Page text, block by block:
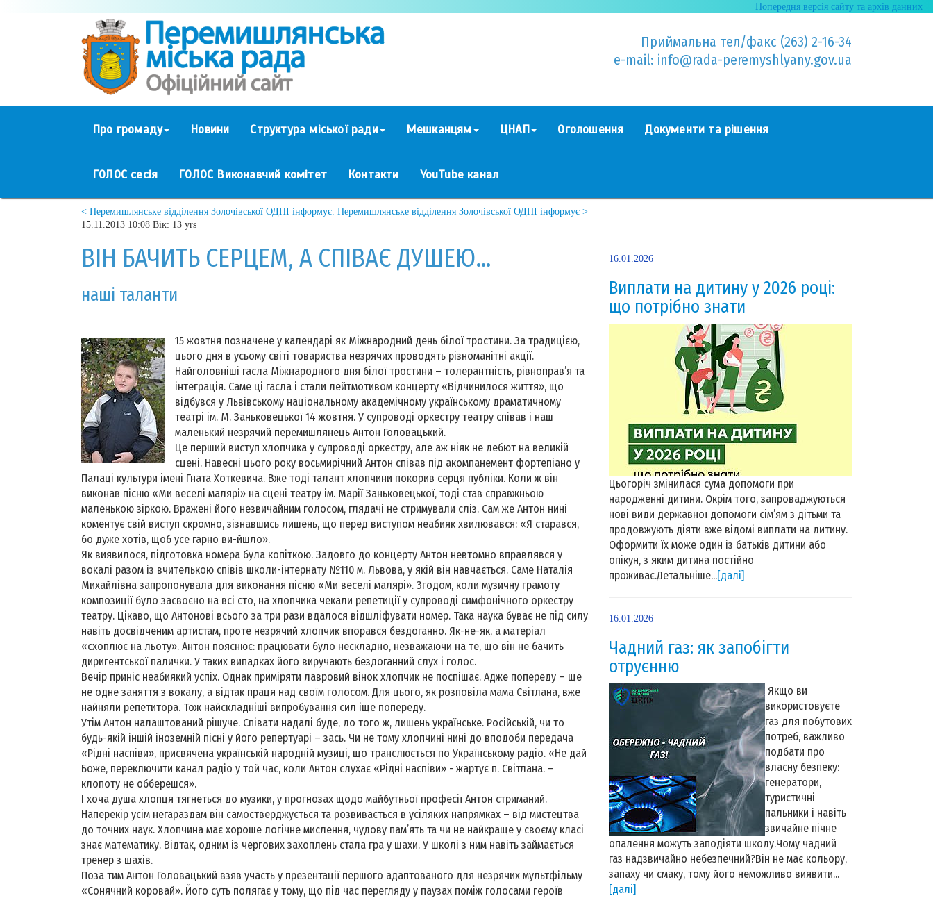
Попередня версія сайту та архів данних
Приймальна тел/факс (263) 2-16-34
e-mail: info@rada-peremyshlyany.gov.ua
Про громаду Новини Структура міської ради Мешканцям ЦНАП Оголошення Документи та рішення
ГОЛОС сесія ГОЛОС Виконавчий комітет Контакти YouTube канал
Перемишлянське відділення Золочівської ОДПІ інформує >
< Перемишлянське відділення Золочівської ОДПІ інформує.
15.11.2013 10:08 Вік: 13 yrs
ВІН БАЧИТЬ СЕРЦЕМ, А СПІВАЄ ДУШЕЮ…
наші таланти
15 жовтня позначене у календарі як Міжнародний день білої тростини. За традицією,
цього дня в усьому світі товариства незрячих проводять різноманітні акції.
Найголовніші гасла Міжнародного дня білої тростини – толерантність, рівноправ’я та
інтеграція. Саме ці гасла і стали лейтмотивом концерту «Відчинилося життя», що
відбувся у Львівському національному академічному українському драматичному
театрі ім. М. Заньковецької 14 жовтня. У супроводі оркестру театру співав і наш
маленький незрячий перемишлянець Антон Головацький.
Це перший виступ хлопчика у супроводі оркестру, але аж ніяк не дебют на великій
сцені. Навесні цього року восьмирічний Антон співав під акомпанемент фортепіано у
Палаці культури імені Гната Хоткевича. Вже тоді талант хлопчини покорив серця публіки. Коли ж він
виконав пісню «Ми веселі малярі» на сцені театру ім. Марії Заньковецької, тоді став справжньою
маленькою зіркою. Вражені його незвичайним голосом, глядачі не стримували сліз. Сам же Антон нині
коментує свій виступ скромно, зізнавшись лишень, що перед виступом неабияк хвилювався: «Я старався,
бо дуже хотів, щоб усе гарно ви-йшло».
Як виявилося, підготовка номера була копіткою. Задовго до концерту Антон невтомно вправлявся у
вокалі разом із вчителькою співів школи-інтернату №110 м. Львова, у якій він навчається. Саме Наталія
Михайлівна запропонувала для виконання пісню «Ми веселі малярі». Згодом, коли музичну грамоту
композиції було засвоєно на всі сто, на хлопчика чекали репетиції у супроводі симфонічного оркестру
театру. Цікаво, що Антонові всього за три рази вдалося відшліфувати номер. Така наука буває не під силу
навіть досвідченим артистам, проте незрячий хлопчик впорався бездоганно. Як-не-як, а матеріал
«схоплює на льоту». Антон пояснює: працювати було нескладно, незважаючи на те, що він не бачить
диригентської палички. У таких випадках його виручають бездоганний слух і голос.
Вечір приніс неабиякий успіх. Однак приміряти лавровий вінок хлопчик не поспішає. Адже попереду – ще
не одне заняття з вокалу, а відтак праця над своїм голосом. Для цього, як розповіла мама Світлана, вже
найняли репетитора. Тож найскладніші випробування сил іще попереду.
Утім Антон налаштований рішуче. Співати надалі буде, до того ж, лишень українське. Російській, чи то
будь-якій іншій іноземній пісні у його репертуарі – зась. Чи не тому хлопчині нині до вподоби передача
«Рідні наспіви», присвячена українській народній музиці, що транслюється по Українському радіо. «Не дай
Боже, переключити канал радіо у той час, коли Антон слухає «Рідні наспіви» - жартує п. Світлана. –
клопоту не обберешся».
І хоча душа хлопця тягнеться до музики, у прогнозах щодо майбутньої професії Антон стриманий.
Наперекір усім негараздам він самостверджується та розвивається в усіляких напрямках – від мистецтва
до точних наук. Хлопчина має хороше логічне мислення, чудову пам’ять та чи не найкраще у своєму класі
знає математику. Відтак, одним із чергових захоплень стала гра у шахи. У школі з ним навіть займається
тренер з шахів.
Поза тим Антон Головацький взяв участь у презентації першого адаптованого для незрячих мультфільму
«Сонячний коровай». Його суть полягає у тому, що під час перегляду у паузах поміж голосами героїв
16.01.2026
Виплати на дитину у 2026 році:
що потрібно знати
Цьогоріч змінилася сума допомоги при
народженні дитини. Окрім того, запроваджуються
нові види державної допомоги сім’ям з дітьми та
продовжують діяти вже відомі виплати на дитину.
Оформити їх може один із батьків дитини або
опікун, з яким дитина постійно
проживає.Детальніше...[далі]
16.01.2026
Чадний газ: як запобігти
отруєнню
Якщо ви
використовуєте
газ для побутових
потреб, важливо
подбати про
власну безпеку:
генератори,
туристичні
пальники і навіть
звичайне пічне
опалення можуть заподіяти шкоду.Чому чадний
газ надзвичайно небезпечний?Він не має кольору,
запаху чи смаку, тому його неможливо виявити...
[далі]